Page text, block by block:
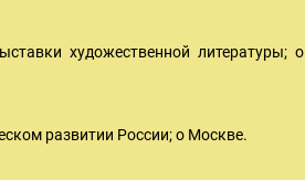
художественной литературы; о
развитии России; о Москве.